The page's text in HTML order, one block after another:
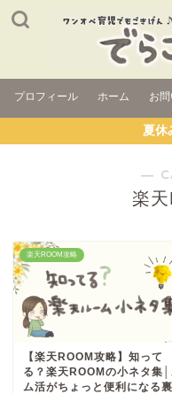
プロフィール ホーム お
夏休
―
楽
楽天ROOM攻略
【楽天ROOM攻略】知って
る？楽天ROOMの小ネタ集
ム活がちょっと便利になる裏